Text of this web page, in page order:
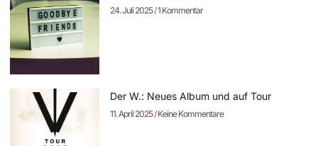
24. Juli 2025 1 Kommentar
Der W.: Neues Album und auf Tour
11. April 2025 Keine Kommentare